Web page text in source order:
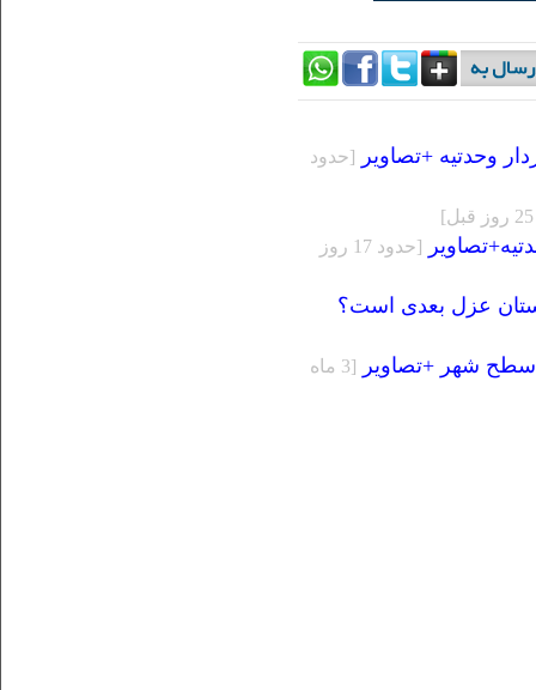
وحدتیه +تصاویر [حدود
[حدود 17 روز
عزل بعدی است؟
سطح شهر +تصاویر [3 ماه